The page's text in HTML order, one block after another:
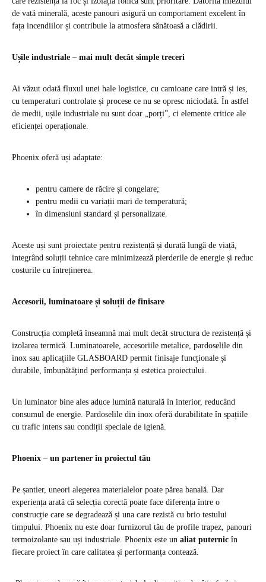
de vată minerală, aceste panouri asigură un comportament excelent în
fața incendiilor și contribuie la atmosfera sănătoasă a clădirii.
Ușile industriale – mai mult decât simple treceri
Ai văzut odată fluxul unei hale logistice, cu camioane care intră și ies,
cu temperaturi controlate și procese ce nu se opresc niciodată. În astfel
de medii, ușile industriale nu sunt doar „porți”, ci elemente critice ale
eficienței operaționale.
Phoenix oferă uși adaptate:
pentru camere de răcire și congelare;
pentru medii cu variații mari de temperatură;
în dimensiuni standard și personalizate.
Aceste uși sunt proiectate pentru rezistență și durată lungă de viață,
integrând soluții tehnice care minimizează pierderile de energie și reduc
costurile cu întreținerea.
Accesorii, luminatoare și soluții de finisare
Construcția completă înseamnă mai mult decât structura de rezistență și
izolarea termică. Luminatoarele, accesoriile metalice, pardoselile din
inox sau aplicațiile GLASBOARD permit finisaje funcționale și
durabile, îmbunătățind performanța și estetica proiectului.
Un luminator bine ales aduce lumină naturală în interior, reducând
consumul de energie. Pardoselile din inox oferă durabilitate în spațiile
cu trafic intens sau condiții speciale de igienă.
Phoenix – un partener în proiectul tău
Pe șantier, uneori alegerea materialelor poate părea banală. Dar
experiența arată că selecția corectă poate face diferența între o
construcție care se degradează și una care rezistă cu brio testului
timpului. Phoenix nu este doar furnizorul tău de profile trapez, panouri
termoizolante sau uși industriale. Phoenix este un aliat puternic în
fiecare proiect în care calitatea și performanța contează.